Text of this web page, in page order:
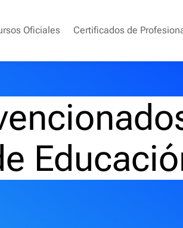
Oficiales Certificados de